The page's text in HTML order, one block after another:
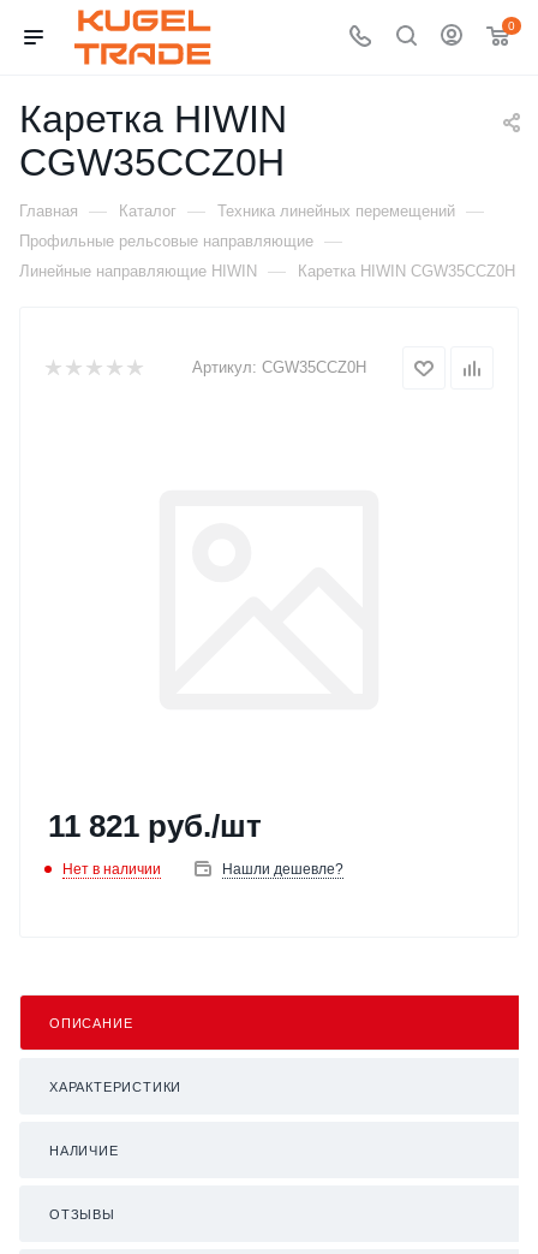
0
Каретка HIWIN
CGW35CCZ0H
Главная — Каталог — Техника линейных перемещений —
Профильные рельсовые направляющие —
Линейные направляющие HIWIN — Каретка HIWIN CGW35CCZ0H
Артикул: CGW35CCZ0H
11 821 руб./шт
Нет в наличии Нашли дешевле?
ОПИСАНИЕ
ХАРАКТЕРИСТИКИ
НАЛИЧИЕ
ОТЗЫВЫ